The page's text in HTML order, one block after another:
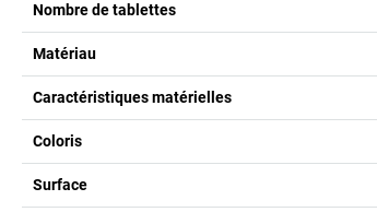
Nombre de tablettes
Matériau
Caractéristiques matérielles
Coloris
Surface